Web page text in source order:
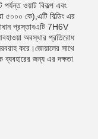
ওয়াট বিকল্প এবং
৫০০০ কে),এটি বিল্ডিং এর
প্রস্তাবএটি 7H6V
অবস্থার প্রতিরোধ
করে।জোয়ালের সাথে
ব্যবহারের জন্য এর দক্ষতা